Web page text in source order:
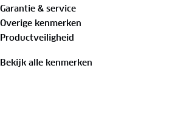
Garantie & service
Overige kenmerken
Productveiligheid
Bekijk alle kenmerken